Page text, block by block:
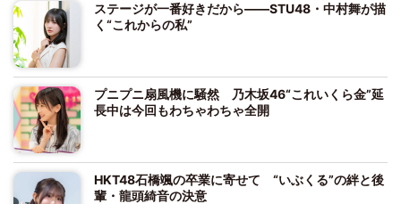
ステージが一番好きだから――STU48・中村舞が描
く“これからの私”
プニプニ扇風機に騒然 乃木坂46“これいくら金”延
長中は今回もわちゃわちゃ全開
HKT48石橋颯の卒業に寄せて “いぶくる”の絆と後
輩・龍頭綺音の決意